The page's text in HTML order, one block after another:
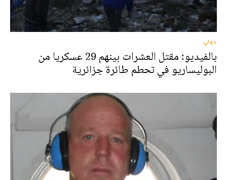
دولي
بالفيديو: مقتل العشرات بينهم 29 عسكريا من
البوليساريو في تحطم طائرة جزائرية